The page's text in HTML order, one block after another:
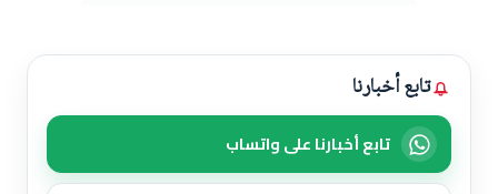
تابع أخبارنا
تابع أخبارنا على واتساب